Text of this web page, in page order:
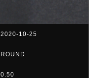
2020-10-25
ROUND
0.50